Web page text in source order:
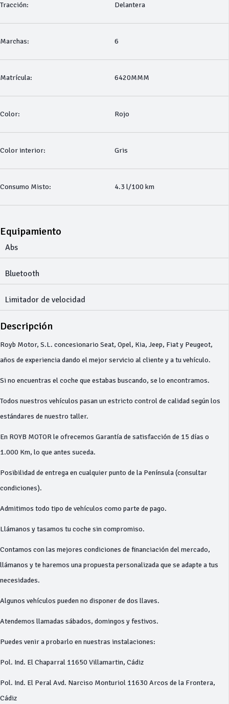
Tracción: Delantera
Marchas: 6
Matrícula: 6420MMM
Color: Rojo
Color interior: Gris
Consumo Misto: 4.3 l/100 km
Equipamiento
Abs
Bluetooth
Limitador de velocidad
Descripción
Royb Motor, S.L. concesionario Seat, Opel, Kia, Jeep, Fiat y Peugeot,
años de experiencia dando el mejor servicio al cliente y a tu vehículo.
Si no encuentras el coche que estabas buscando, se lo encontramos.
Todos nuestros vehículos pasan un estricto control de calidad según los
estándares de nuestro taller.
En ROYB MOTOR le ofrecemos Garantía de satisfacción de 15 días o
1.000 Km, lo que antes suceda.
Posibilidad de entrega en cualquier punto de la Península (consultar
condiciones).
Admitimos todo tipo de vehículos como parte de pago.
Llámanos y tasamos tu coche sin compromiso.
Contamos con las mejores condiciones de financiación del mercado,
llámanos y te haremos una propuesta personalizada que se adapte a tus
necesidades.
Algunos vehículos pueden no disponer de dos llaves.
Atendemos llamadas sábados, domingos y festivos.
Puedes venir a probarlo en nuestras instalaciones:
Pol. Ind. El Chaparral 11650 Villamartin, Cádiz
Pol. Ind. El Peral Avd. Narciso Monturiol 11630 Arcos de la Frontera,
Cádiz